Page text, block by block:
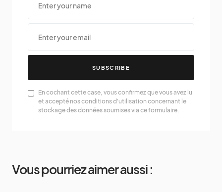
SUBSCRIBE
En cochant cette case, vous confirmez que vous avez lu
et accepté nos conditions d'utilisation concernant le
stockage des données soumises via ce formulaire.
Vous pourriez aimer aussi :